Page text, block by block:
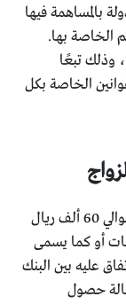
بالمساهمة فيها
وذلك تبعًا
الخاصة بكل
تبلغ القيمة الإجمالية القصوى لقرض الزواج حوالي 60 ألف ريال
أو كما يسمى
عليه بين البنك
حصول